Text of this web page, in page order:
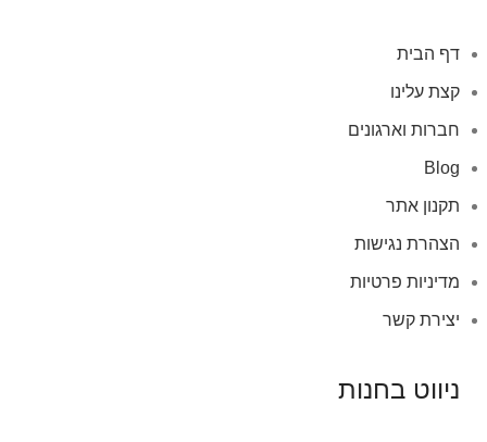
דף הבית
קצת עלינו
חברות וארגונים
Blog
תקנון אתר
הצהרת נגישות
מדיניות פרטיות
יצירת קשר
ניווט בחנות